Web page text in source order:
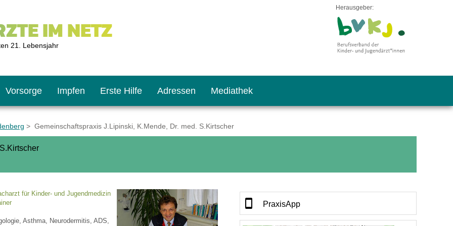
IM NETZ
21. Lebensjahr
Herausgeber:
Vorsorge Impfen Erste Hilfe Adressen Mediathek
> Gemeinschaftspraxis J.Lipinski, K.Mende, Dr. med. S.Kirtscher
für Kinder- und Jugendmedizin
Asthma, Neurodermitis, ADS,
PraxisApp